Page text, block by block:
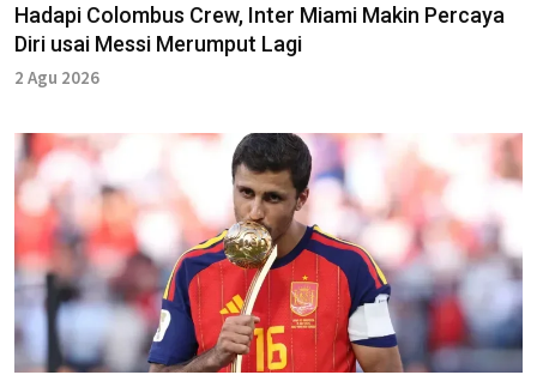
Hadapi Colombus Crew, Inter Miami Makin Percaya
Diri usai Messi Merumput Lagi
2 Agu 2026